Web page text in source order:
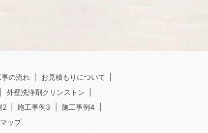
事の流れ
お見積もりについて
外壁洗浄剤クリンストン
2 施工事例3
施工事例4
ップ